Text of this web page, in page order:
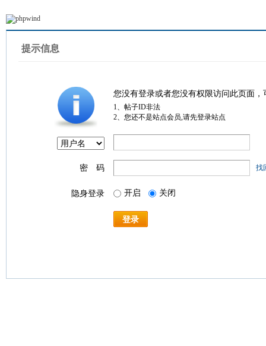
提示信息
您没有登录或者您没有权限访问此页面
1、帖子ID非法
2、您还不是站点会员,请先登录站点
密 码 找
隐身登录 开启 关闭
登录